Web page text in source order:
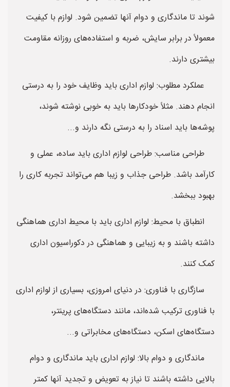
شوند تا ماندگاری و دوام آنها تضمین شود. لوازم با کیفیت
معمولاً در برابر سایش، ضربه و استفاده‌های روزانه مقاومت
بیشتری دارند.
عملکرد مطلوب: لوازم اداری باید وظایف خود را به درستی
انجام دهند. مثلاً خودکارها باید به خوبی نوشته شوند،
پوشه‌ها باید اسناد را به درستی نگه دارند و...
طراحی مناسب: طراحی لوازم اداری باید ساده، عملی و
کارآمد باشد. طراحی جذاب و زیبا هم می‌تواند تجربه کاری را
بهبود ببخشد.
انطباق با محیط: لوازم اداری باید با محیط اداری هماهنگی
داشته باشند و به زیبایی و هماهنگی در دکوراسیون اداری
کمک کنند.
سازگاری با فناوری: در دنیای امروزی، بسیاری از لوازم اداری
با فناوری ترکیب شده‌اند، مانند دستگاه‌های پرینتر،
دستگاه‌های اسکن، دستگاه‌های مخابراتی و...
ماندگاری و دوام بالا: لوازم اداری باید ماندگاری و دوام
بالایی داشته باشند تا نیاز به تعویض و تجدید آنها کمتر